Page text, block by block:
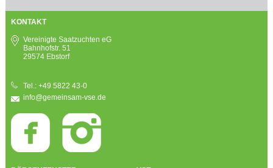
KONTAKT
Vereinigte Saatzuchten eG
Bahnhofstr. 51
29574 Ebstorf
Tel.: +49 5822 43-0
info@gemeinsam-vse.de